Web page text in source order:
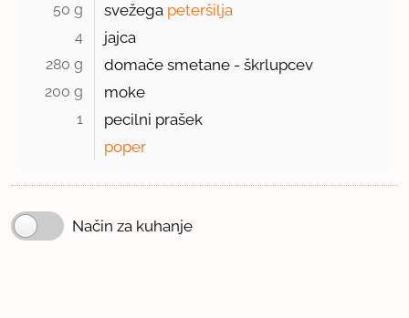
50 g svežega peteršilja
4 jajca
280 g domače smetane - škrlupcev
200 g moke
1
pecilni prašek
poper
Način za kuhanje